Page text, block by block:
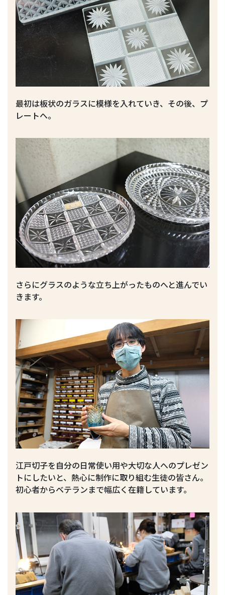
最初は板状のガラスに模様を入れていき、その後、プ
レートへ。
さらにグラスのような立ち上がったものへと進んでい
きます。
江戸切子を自分の日常使い用や大切な人へのプレゼン
トにしたいと、熱心に制作に取り組む生徒の皆さん。
初心者からベテランまで幅広く在籍しています。